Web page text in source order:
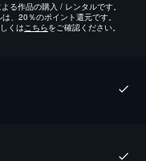
る作品の購入 / レンタルです。
、20％のポイント還元です。
くはこちらをご確認ください。